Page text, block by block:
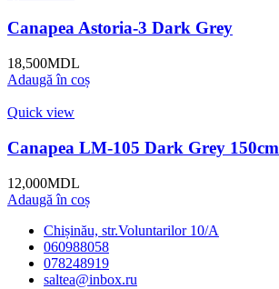
Canapea Astoria-3 Dark Grey
18,500MDL
Adaugă în coș
Quick view
Canapea LM-105 Dark Grey 150cm
12,000MDL
Adaugă în coș
Chișinău, str.Voluntarilor 10/A
060988058
078248919
saltea@inbox.ru